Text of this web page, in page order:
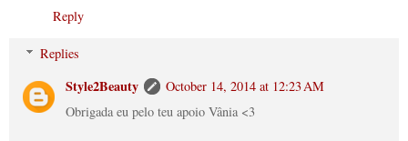
Reply
Replies
Style2Beauty
October 14, 2014 at 12:23 AM
Obrigada eu pelo teu apoio Vânia <3